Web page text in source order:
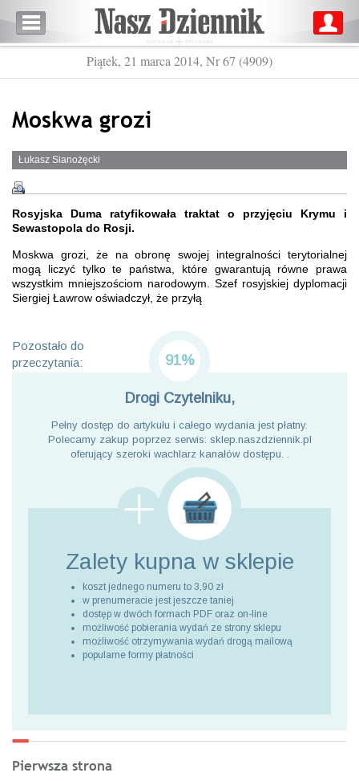
Piątek, 21 marca 2014, Nr 67 (4909)
Moskwa grozi
Łukasz Sianożęcki
Rosyjska Duma ratyfikowała traktat o przyjęciu Krymu i
Sewastopola do Rosji.
Moskwa grozi, że na obronę swojej integralności terytorialnej
mogą liczyć tylko te państwa, które gwarantują równe prawa
wszystkim mniejszościom narodowym. Szef rosyjskiej dyplomacji
Siergiej Ławrow oświadczył, że przyłą
Pozostało do
przeczytania:
91%
Drogi Czytelniku,
Pełny dostęp do artykułu i całego wydania jest płatny.
Polecamy zakup poprzez serwis: sklep.naszdziennik.pl
oferujący szeroki wachlarz kanałów dostępu. .
Zalety kupna w sklepie
koszt jednego numeru to 3,90 zł
w prenumeracie jest jeszcze taniej
dostęp w dwóch formach PDF oraz on-line
możliwość pobierania wydań ze strony sklepu
możliwość otrzymywania wydań drogą mailową
popularne formy płatności
Pierwsza strona